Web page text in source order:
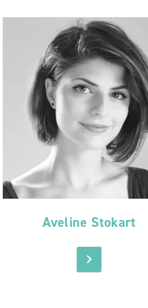
Aveline Stokart
chevron_right